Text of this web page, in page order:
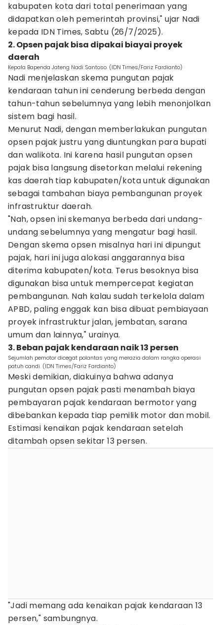
kabupaten kota dari total penerimaan yang
didapatkan oleh pemerintah provinsi," ujar Nadi
kepada IDN Times, Sabtu (26/7/2025).
2. Opsen pajak bisa dipakai biayai proyek
daerah
Kepala Bapenda Jateng Nadi Santoso. (IDN Times/Fariz Fardianto)
Nadi menjelaskan skema pungutan pajak
kendaraan tahun ini cenderung berbeda dengan
tahun-tahun sebelumnya yang lebih menonjolkan
sistem bagi hasil.
Menurut Nadi, dengan memberlakukan pungutan
opsen pajak justru yang diuntungkan para bupati
dan walikota. Ini karena hasil pungutan opsen
pajak bisa langsung disetorkan melalui rekening
kas daerah tiap kabupaten/kota untuk digunakan
sebagai tambahan biaya pembangunan proyek
infrastruktur daerah.
"Nah, opsen ini skemanya berbeda dari undang-
undang sebelumnya yang mengatur bagi hasil.
Dengan skema opsen misalnya hari ini dipungut
pajak, hari ini juga alokasi anggarannya bisa
diterima kabupaten/kota. Terus besoknya bisa
digunakan bisa untuk mempercepat kegiatan
pembangunan. Nah kalau sudah terkelola dalam
APBD, paling enggak kan bisa dibuat pembiayaan
proyek infrastruktur jalan, jembatan, sarana
umum dan lainnya," urainya.
3. Beban pajak kendaraan naik 13 persen
Sejumlah pemotor dicegat polantas yang merazia dalam rangka operasi
patuh candi. (IDN Times/Fariz Fardianto)
Meski demikian, diakuinya bahwa adanya
pungutan opsen pajak pasti menambah biaya
pembayaran pajak kendaraan bermotor yang
dibebankan kepada tiap pemilik motor dan mobil.
Estimasi kenaikan pajak kendaraan setelah
ditambah opsen sekitar 13 persen.
"Jadi memang ada kenaikan pajak kendaraan 13
persen," sambungnya.